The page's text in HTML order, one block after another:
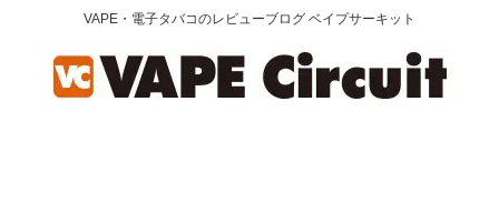
VAPE・電子タバコのレビューブログ ベイプサーキット